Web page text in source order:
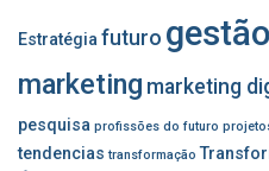
Estratégiafuturo gestão
marketing marketing
pesquisa profissões do futuro
tendencias transformação